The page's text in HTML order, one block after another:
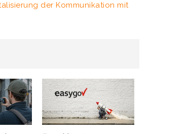
der Kommunikation mit